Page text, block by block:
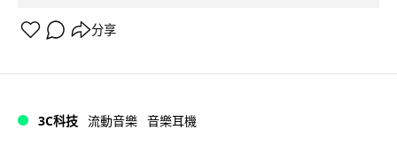
分享
3C科技 流動音樂 音樂耳機